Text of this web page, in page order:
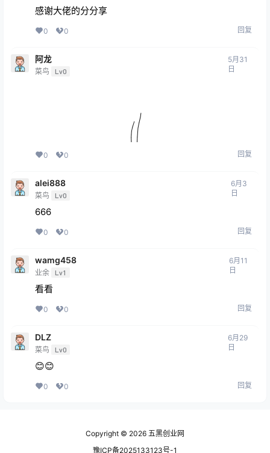
感谢大佬的分分享
0 0 回复
阿龙
菜鸟 Lv0
5月31
日
0 0 回复
alei888
菜鸟 Lv0
6月3
日
666
0 0 回复
wamg458
业余 Lv1
6月11
日
看看
0 0 回复
DLZ
菜鸟 Lv0
6月29
日
😊😊
0 0 回复
Copyright © 2026 五黑创业网
豫ICP备2025133123号-1